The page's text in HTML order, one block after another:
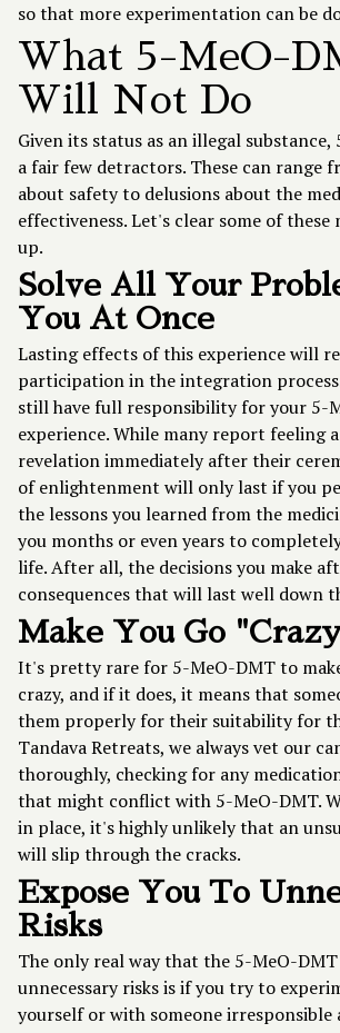
so that more experimentation can be
What 5-MeO-
Will Not Do
Given its status as an illegal substance,
a fair few detractors. These can range
about safety to delusions about the
effectiveness. Let's clear some of
up.
Solve All Your
You At Once
Lasting effects of this experience will
participation in the integration
still have full responsibility for your 5-
experience. While many report feeling
revelation immediately after their
of enlightenment will only last if you
the lessons you learned from the
you months or even years to
life. After all, the decisions you make
consequences that will last well down
Make You Go
It's pretty rare for 5-MeO-DMT to
crazy, and if it does, it means that
them properly for their suitability for
Tandava Retreats, we always vet our
thoroughly, checking for any
that might conflict with 5-MeO-DMT.
in place, it's highly unlikely that an
will slip through the cracks.
Expose You To
Risks
The only real way that the 5-MeO-
unnecessary risks is if you try to
yourself or with someone irresponsible